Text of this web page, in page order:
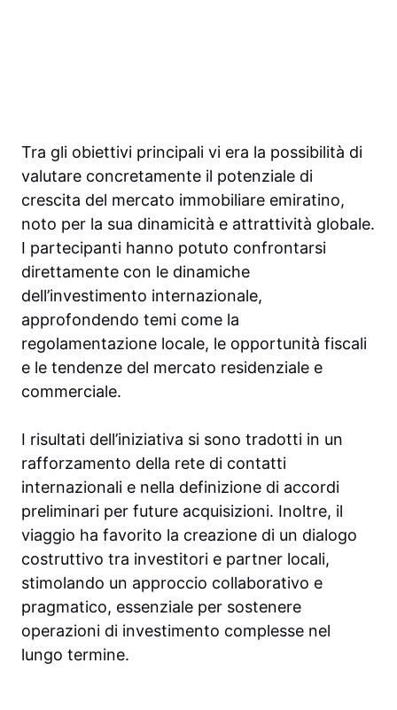
Tra gli obiettivi principali vi era la possibilità di
valutare concretamente il potenziale di
crescita del mercato immobiliare emiratino,
noto per la sua dinamicità e attrattività globale.
I partecipanti hanno potuto confrontarsi
direttamente con le dinamiche
dell’investimento internazionale,
approfondendo temi come la
regolamentazione locale, le opportunità fiscali
e le tendenze del mercato residenziale e
commerciale.
I risultati dell’iniziativa si sono tradotti in un
rafforzamento della rete di contatti
internazionali e nella definizione di accordi
preliminari per future acquisizioni. Inoltre, il
viaggio ha favorito la creazione di un dialogo
costruttivo tra investitori e partner locali,
stimolando un approccio collaborativo e
pragmatico, essenziale per sostenere
operazioni di investimento complesse nel
lungo termine.